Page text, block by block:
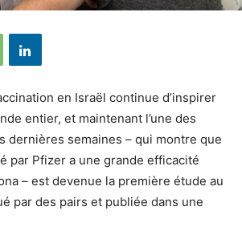
en Israël continue d’inspirer
entier, et maintenant l’une des
dernières semaines – qui montre que
par Pfizer a une grande efficacité
– est devenue la première étude au
par des pairs et publiée dans une